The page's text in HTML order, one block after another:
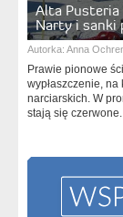
Alta Pusteria
Narty i sanki
Autorka: Anna
Prawie pionowe
wypłaszczenie,
narciarskich. W
stają się czerwone.